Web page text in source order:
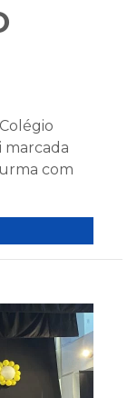
marcada
com